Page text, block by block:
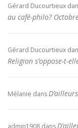
Gérard Ducourtieux
au café-philo?
Gérard Ducourtieux
Religion s’oppose-t-
Mélanie dans